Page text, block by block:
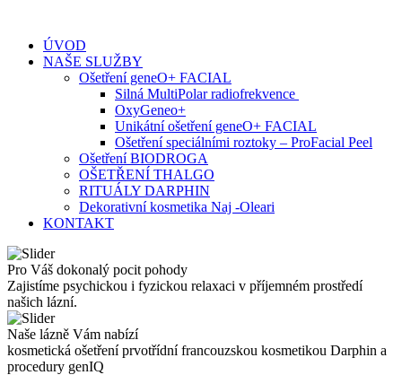
contentÚVOD
NAŠE SLUŽBY
Ošetření geneO+ FACIAL
Silná MultiPolar radiofrekvence
OxyGeneo+
Unikátní ošetření geneO+ FACIAL
Ošetření speciálními roztoky – ProFacial Peel
Ošetření BIODROGA
OŠETŘENÍ THALGO
RITUÁLY DARPHIN
Dekorativní kosmetika Naj -Oleari
KONTAKT
Pro Váš dokonalý pocit pohody
Zajistíme psychickou i fyzickou relaxaci v příjemném prostředí
našich lázní.
Naše lázně Vám nabízí
kosmetická ošetření prvotřídní francouzskou kosmetikou Darphin a
procedury genIQ